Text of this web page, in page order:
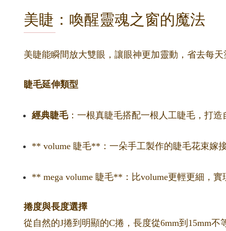
美睫：喚醒靈魂之窗的魔法
美睫能瞬間放大雙眼，讓眼神更加靈動，省去每
睫毛延伸類型
經典睫毛：一根真睫毛搭配一根人工睫毛，打造
** volume 睫毛**：一朵手工製作的睫毛花束嫁
** mega volume 睫毛**：比volume更輕更細，
捲度與長度選擇
從自然的J捲到明顯的C捲，長度從6mm到15mm